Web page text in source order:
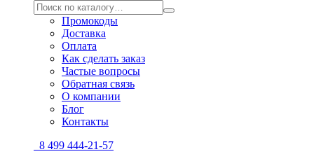
Промокоды
Доставка
Оплата
Как сделать заказ
Частые вопросы
Обратная связь
О компании
Блог
Контакты
8 499 444-21-57